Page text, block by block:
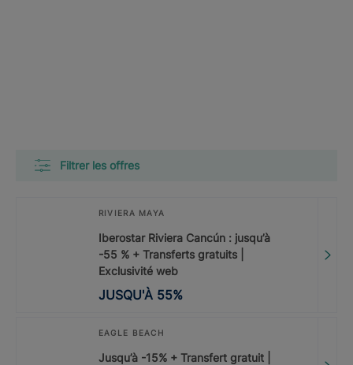
Filtrer les offres
RIVIERA MAYA
Iberostar Riviera Cancún : jusqu’à
-55 % + Transferts gratuits |
Exclusivité web
JUSQU'À 55%
EAGLE BEACH
Jusqu’à -15% + Transfert gratuit |